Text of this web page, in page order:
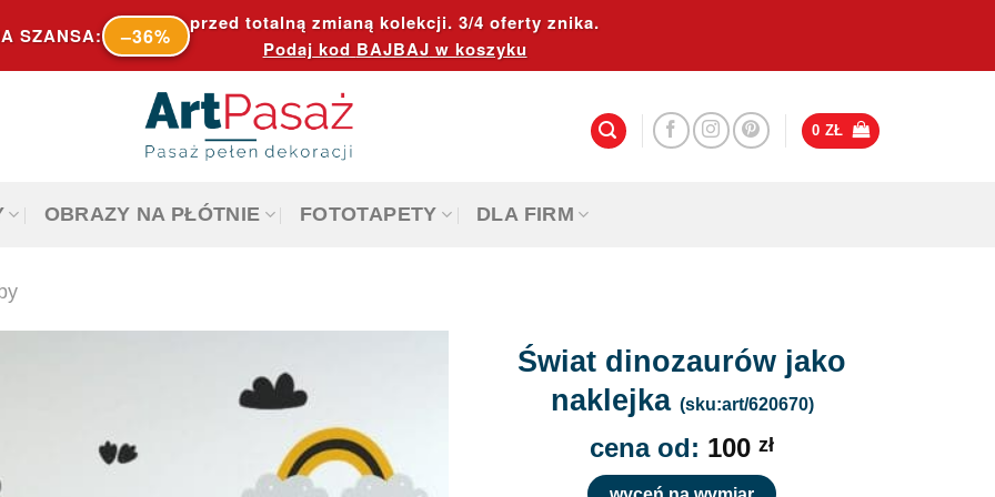
SZANSA: –36%
przed totalną zmianą kolekcji. 3/4 oferty znika.
Podaj kod BAJBAJ w koszyku
0 ZŁ
OBRAZY NA PŁÓTNIE FOTOTAPETY DLA FIRM
Świat dinozaurów jako
naklejka (sku:art/620670)
cena od: 100 zł